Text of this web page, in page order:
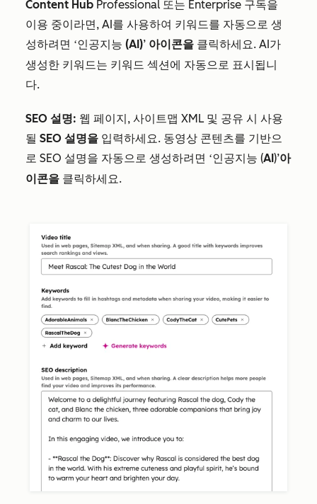
Content Hub Professional 또는 Enterprise 구독을
이용 중이라면, AI를 사용하여 키워드를 자동으로 생
성하려면 ‘인공지능 (AI)’ 아이콘을 클릭하세요. AI가
생성한 키워드는 키워드 섹션에 자동으로 표시됩니
다.
SEO 설명: 웹 페이지, 사이트맵 XML 및 공유 시 사용
될 SEO 설명을 입력하세요. 동영상 콘텐츠를 기반으
로 SEO 설명을 자동으로 생성하려면 ‘인공지능 (AI)’아
이콘을 클릭하세요.